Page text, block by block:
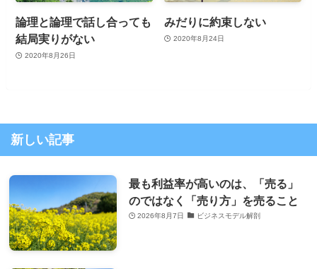
論理と論理で話し合っても
結局実りがない
2020年8月26日
みだりに約束しない
2020年8月24日
新しい記事
最も利益率が高いのは、「売る」
のではなく「売り方」を売ること
2026年8月7日 ビジネスモデル解剖